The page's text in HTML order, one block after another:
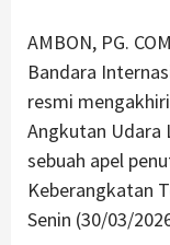
AMBON, PG.
Bandara
resmi
Angkutan Udara
sebuah apel
Keberangkatan
Senin (30/03/